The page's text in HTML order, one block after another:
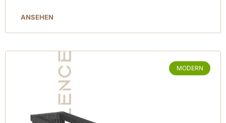
ANSEHEN
MODERN